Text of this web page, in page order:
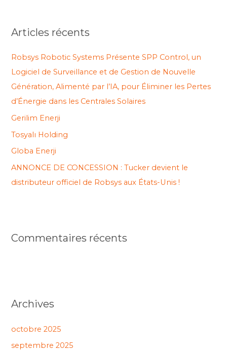
e
Articles récents
Robsys Robotic Systems Présente SPP Control, un
Logiciel de Surveillance et de Gestion de Nouvelle
Génération, Alimenté par l’IA, pour Éliminer les Pertes
d’Énergie dans les Centrales Solaires
Gerilim Enerji
Tosyalı Holding
Globa Enerji
ANNONCE DE CONCESSION : Tucker devient le
distributeur officiel de Robsys aux États-Unis !
Commentaires récents
Archives
octobre 2025
septembre 2025